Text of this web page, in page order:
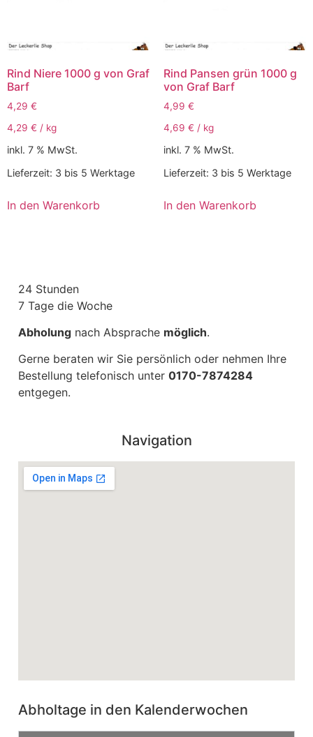
Rind Niere 1000 g von Graf
Barf
4,29 €
4,29 € / kg
inkl. 7 % MwSt.
Lieferzeit: 3 bis 5 Werktage
In den Warenkorb
Rind Pansen grün 1000 g
von Graf Barf
4,99 €
4,69 € / kg
inkl. 7 % MwSt.
Lieferzeit: 3 bis 5 Werktage
In den Warenkorb
24 Stunden
7 Tage die Woche
Abholung nach Absprache möglich.
Gerne beraten wir Sie persönlich oder nehmen Ihre
Bestellung telefonisch unter 0170-7874284
entgegen.
Navigation
Abholtage in den Kalenderwochen